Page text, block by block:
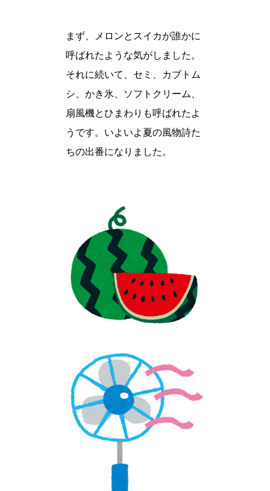
まず、メロンとスイカが誰かに
呼ばれたような気がしました。
それに続いて、セミ、カブトム
シ、かき氷、ソフトクリーム、
扇風機とひまわりも呼ばれたよ
うです。いよいよ夏の風物詩た
ちの出番になりました。